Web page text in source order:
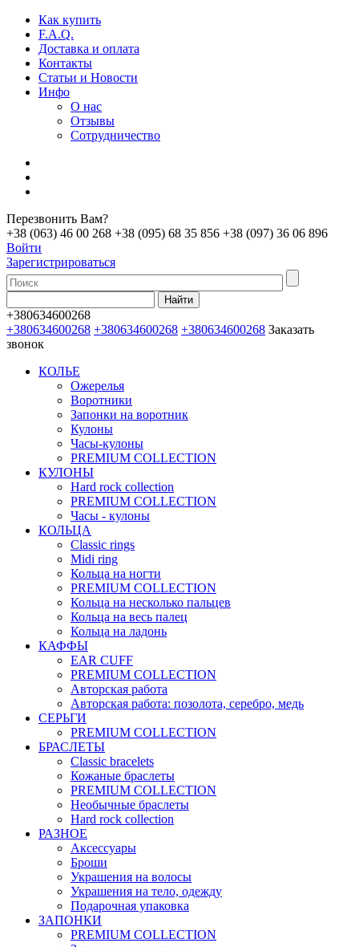
Как купить
F.A.Q.
Доставка и оплата
Контакты
Статьи и Новости
Инфо
О нас
Отзывы
Сотрудничество
Перезвонить Вам?
+38 (063) 46 00 268 +38 (095) 68 35 856 +38 (097) 36 06 896
Войти
Зарегистрироваться
+380634600268
+380634600268 +380634600268 +380634600268 Заказать
звонок
КОЛЬЕ
Ожерелья
Воротники
Запонки на воротник
Кулоны
Часы-кулоны
PREMIUM COLLECTION
КУЛОНЫ
Hard rock collection
PREMIUM COLLECTION
Часы - кулоны
КОЛЬЦА
Classic rings
Midi ring
Кольца на ногти
PREMIUM COLLECTION
Кольца на несколько пальцев
Кольца на весь палец
Кольца на ладонь
КАФФЫ
EAR CUFF
PREMIUM COLLECTION
Авторская работа
Авторская работа: позолота, серебро, медь
СЕРЬГИ
PREMIUM COLLECTION
БРАСЛЕТЫ
Classic bracelets
Кожаные браслеты
PREMIUM COLLECTION
Необычные браслеты
Hard rock collection
РАЗНОЕ
Аксессуары
Броши
Украшения на волосы
Украшения на тело, одежду
Подарочная упаковка
ЗАПОНКИ
PREMIUM COLLECTION